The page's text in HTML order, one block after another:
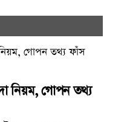
নিয়ম, গোপন তথ্য
মহাতারকা